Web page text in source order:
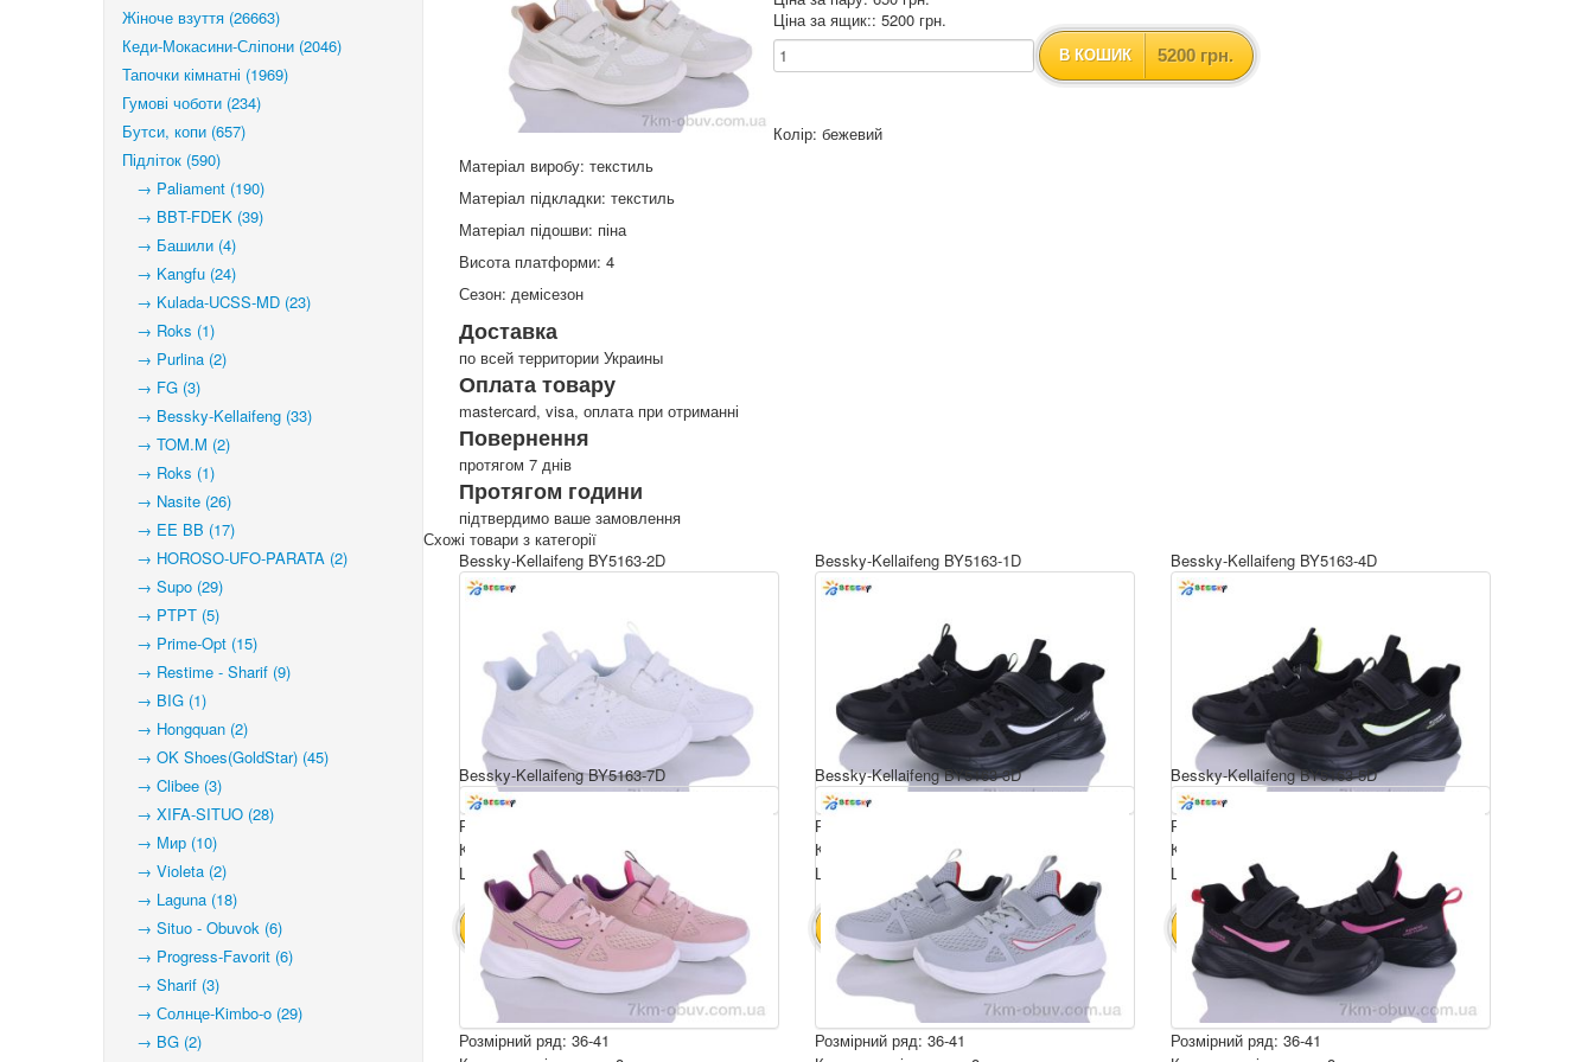
Жіноче взуття (26663)
Кеди-Мокасини-Сліпони (2046)
Тапочки кімнатні (1969)
Гумові чоботи (234)
Бутси, копи (657)
Підліток (590)
→ Paliament (190)
→ BBT-FDEK (39)
→ Башили (4)
→ Kangfu (24)
→ Kulada-UCSS-MD (23)
→ Roks (1)
→ Purlina (2)
→ FG (3)
→ Bessky-Kellaifeng (33)
→ TOM.M (2)
→ Roks (1)
→ Nasite (26)
→ EE BB (17)
→ HOROSO-UFO-PARATA (2)
→ Supo (29)
→ PTPT (5)
→ Prime-Opt (15)
→ Restime - Sharif (9)
→ BIG (1)
→ Hongquan (2)
→ OK Shoes(GoldStar) (45)
→ Clibee (3)
→ XIFA-SITUO (28)
→ Мир (10)
→ Violeta (2)
→ Laguna (18)
→ Situo - Obuvok (6)
→ Progress-Favorit (6)
→ Sharif (3)
→ Солнце-Kimbo-o (29)
→ BG (2)
Ціна за ящик:: 5200 грн.
В КОШИК 5200 грн.
Колір: бежевий
Матеріал виробу: текстиль
Матеріал підкладки: текстиль
Матеріал підошви: піна
Висота платформи: 4
Сезон: демісезон
Доставка
по всей территории Украины
Оплата товару
mastercard, visa, оплата при отриманні
Повернення
протягом 7 днів
Протягом години
підтвердимо ваше замовлення
Схожі товари з категорії
Bessky-Kellaifeng BY5163-2D
Розмірний ряд: 36-41
Комплектація ящика: 8
Ціна за пару: 650 грн.
В КОШИК 5200 грн.
Bessky-Kellaifeng BY5163-1D
Розмірний ряд: 36-41
Комплектація ящика: 8
Ціна за пару: 650 грн.
В КОШИК 5200 грн.
Bessky-Kellaifeng BY5163-4D
Розмірний ряд: 36-41
Комплектація ящика: 8
Ціна за пару: 650 грн.
В КОШИК 5200 грн.
Bessky-Kellaifeng BY5163-7D
Розмірний ряд: 36-41
Bessky-Kellaifeng BY5163-3D
Розмірний ряд: 36-41
Bessky-Kellaifeng BY5163-5D
Розмірний ряд: 36-41